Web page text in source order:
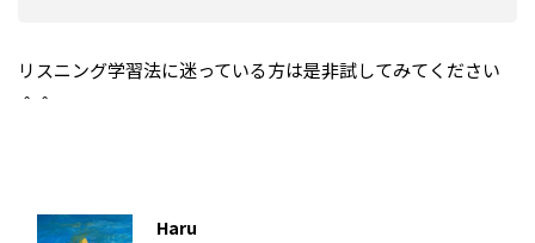
リスニング学習法に迷っている方は是非試してみてください
＾＾
Haru